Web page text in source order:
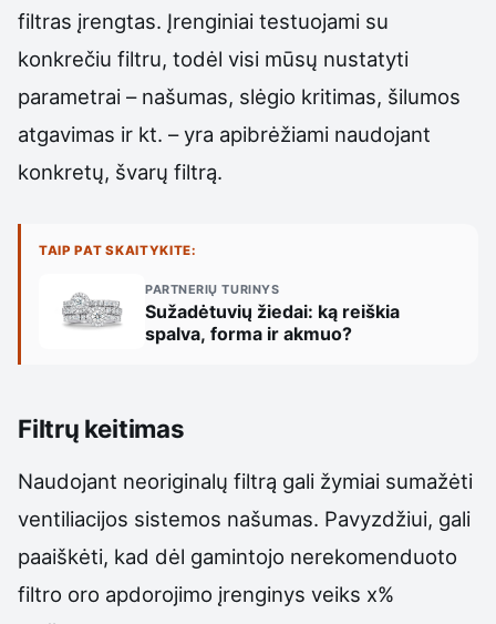
filtras įrengtas. Įrenginiai testuojami su
konkrečiu filtru, todėl visi mūsų nustatyti
parametrai – našumas, slėgio kritimas, šilumos
atgavimas ir kt. – yra apibrėžiami naudojant
konkretų, švarų filtrą.
TAIP PAT SKAITYKITE:
PARTNERIŲ TURINYS
Sužadėtuvių žiedai: ką reiškia
spalva, forma ir akmuo?
Filtrų keitimas
Naudojant neoriginalų filtrą gali žymiai sumažėti
ventiliacijos sistemos našumas. Pavyzdžiui, gali
paaiškėti, kad dėl gamintojo nerekomenduoto
filtro oro apdorojimo įrenginys veiks x%